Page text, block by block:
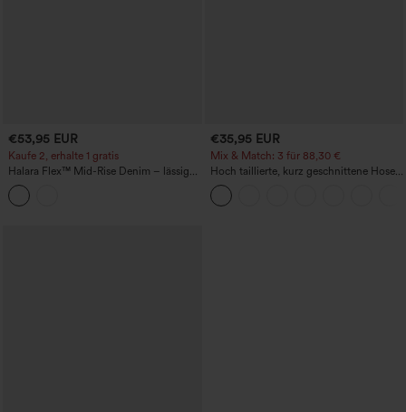
€53,95 EUR
Kaufe 2, erhalte 1 gratis
Halara Flex™ Mid-Rise Denim – lässige
Ballon-Jogger mit Taschen
€35,95 EUR
Mix & Match: 3 für 88,30 €
Hoch taillierte, kurz geschnittene Hose
mit Reißverschlusstasche in Leinenoptik